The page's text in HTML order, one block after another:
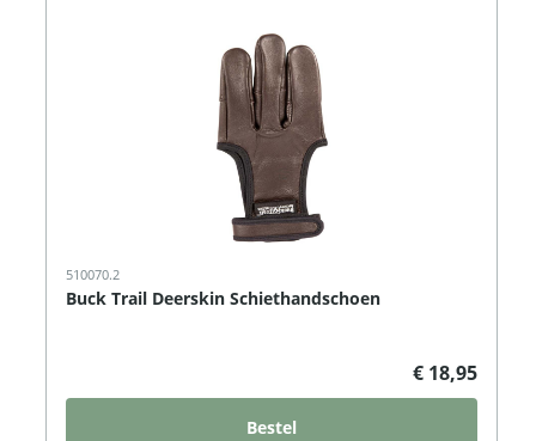
510070.2
Buck Trail Deerskin Schiethandschoen
€ 18,95
Bestel